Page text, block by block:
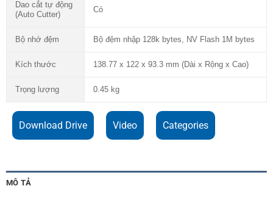
Dao cắt tự động
(Auto Cutter)
Có
Bộ nhớ đệm Bộ đệm nhập 128k bytes, NV Flash 1M bytes
Kích thước 138.77 x 122 x 93.3 mm (Dài x Rộng x Cao)
Trọng lượng 0.45 kg
Download Drive Video Categories
MÔ TẢ